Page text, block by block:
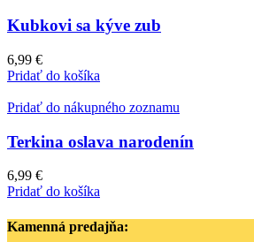
Kubkovi sa kýve zub
6,99 €
Pridať do košíka
Pridať do nákupného zoznamu
Terkina oslava narodenín
6,99 €
Pridať do košíka
Kamenná predajňa: